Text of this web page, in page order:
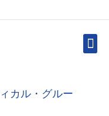
カル・グルー